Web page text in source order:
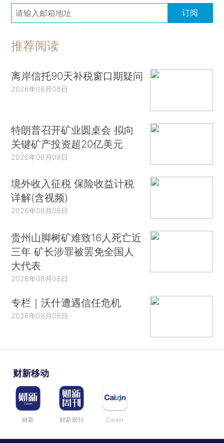
订阅
推荐阅读
离岸信托90天补税窗口期疑问
2026年08月08日
特朗普召开矿业圆桌会 拟向
关键矿产投资超20亿美元
2026年08月08日
境外收入征税 保险收益计税
详解(含视频)
2026年08月08日
贵州山脚树矿难致16人死亡近
三年 矿长涉罪被罢免全国人
大代表
2026年08月08日
专栏｜沃什遭遇信任危机
2026年08月08日
财新移动
财新 财新周刊 Caixin